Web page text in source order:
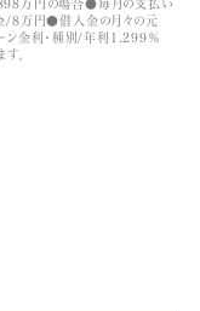
万円の場合●毎月の支払い
8万円●借入金の月々の元
金利・種別/年利1.299％
。